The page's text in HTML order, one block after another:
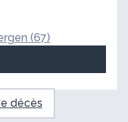
(67)
décès